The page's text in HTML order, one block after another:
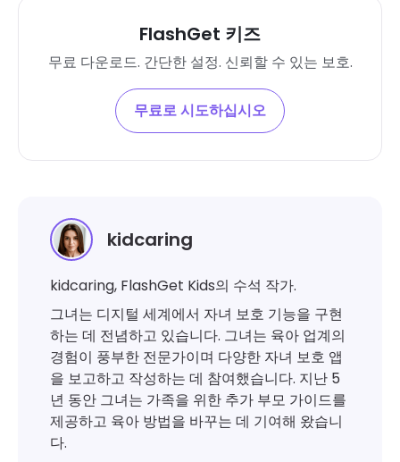
FlashGet 키즈
무료 다운로드. 간단한 설정. 신뢰할 수 있는 보호.
무료로 시도하십시오
kidcaring
kidcaring, FlashGet Kids의 수석 작가.
그녀는 디지털 세계에서 자녀 보호 기능을 구현
하는 데 전념하고 있습니다. 그녀는 육아 업계의
경험이 풍부한 전문가이며 다양한 자녀 보호 앱
을 보고하고 작성하는 데 참여했습니다. 지난 5
년 동안 그녀는 가족을 위한 추가 부모 가이드를
제공하고 육아 방법을 바꾸는 데 기여해 왔습니
다.